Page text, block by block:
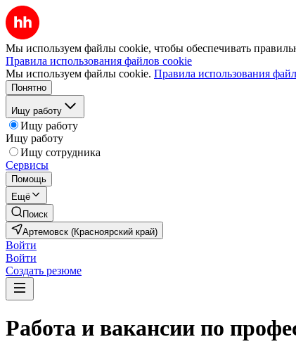
Мы используем файлы cookie, чтобы обеспечивать
Правила использования файлов cookie
Мы используем файлы cookie. Правила использования
Понятно
Ищу работу
Ищу работу
Ищу работу
Ищу сотрудника
Сервисы
Помощь
Ещё
Поиск
Артемовск (Красноярский край)
Войти
Войти
Создать резюме
Работа и вакансии по